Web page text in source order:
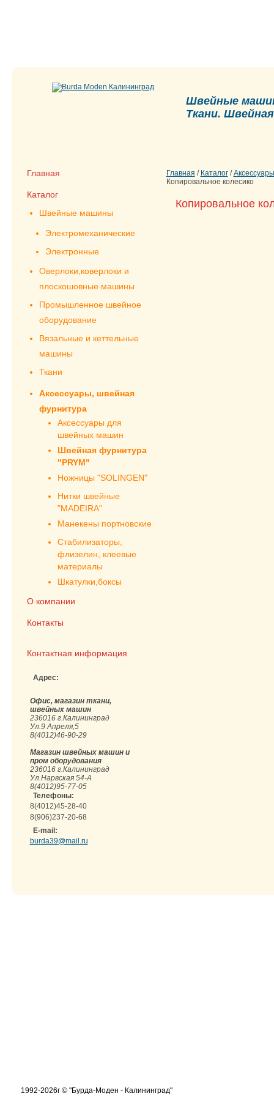
Швейные
Ткани.
Главная
Каталог
Швейные машины
Электромеханические
Электронные
Оверлоки,коверлоки и
плоскошовные машины
Промышленное швейное
оборудование
Вязальные и кеттельные
машины
Ткани
Аксессуары, швейная
фурнитура
Аксессуары для
швейных машин
Швейная фурнитура
"PRYM"
Ножницы "SOLINGEN"
Нитки швейные
"MADEIRA"
Манекены портновские
Стабилизаторы,
флизелин, клеевые
материалы
Шкатулки,боксы
О компании
Контакты
Контактная информация
Адрес:
Офис, магазин ткани,
швейных машин
236016 г.Калининград
Ул.9 Апреля,5
8(4012)46-90-29
Магазин швейных машин и
пром оборудования
236016 г.Калининград
Ул.Нарвская 54-А
8(4012)95-77-05
Телефоны:
8(4012)45-28-40
8(906)237-20-68
E-mail:
burda39@mail.ru
Главная / Каталог/
Копировальное колесико
Копировальное
1992-2026г © "Бурда-Моден - Калининград"